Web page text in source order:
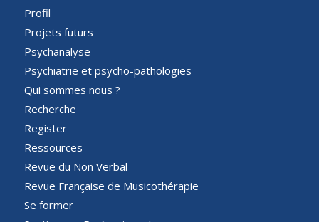
Profil
Projets futurs
Psychanalyse
Psychiatrie et psycho-pathologies
Qui sommes nous ?
Recherche
Register
Ressources
Revue du Non Verbal
Revue Française de Musicothérapie
Se former